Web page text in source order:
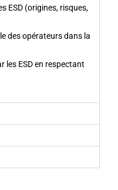
ESD (origines, risques,
des opérateurs dans la
les ESD en respectant